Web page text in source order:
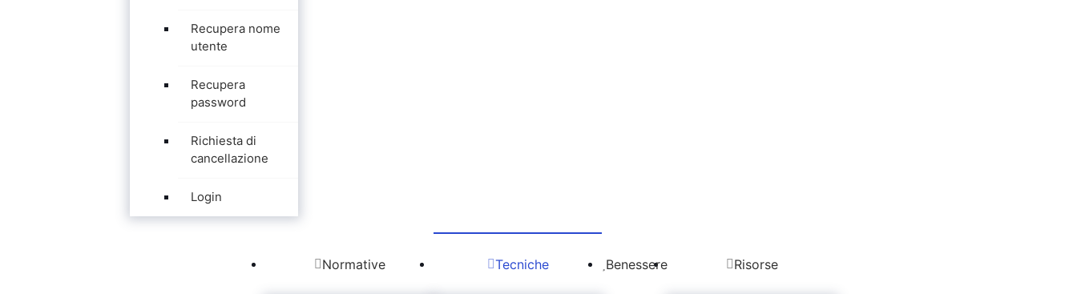
Recupera nome
utente
Recupera
password
Richiesta di
cancellazione
Login
Normative Tecniche Benessere Risorse